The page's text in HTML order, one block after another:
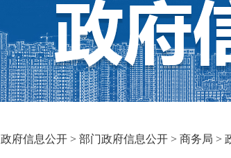
政府信息公开> 部门政府信息公开> 商务局 >